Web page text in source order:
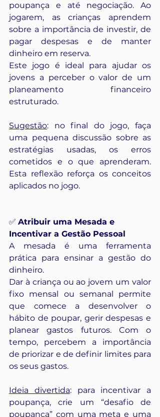
poupança e até negociação. Ao
jogarem, as crianças aprendem
sobre a importância de investir, de
pagar despesas e de manter
dinheiro em reserva.
Este jogo é ideal para ajudar os
jovens a perceber o valor de um
planeamento financeiro
estruturado.
Sugestão: no final do jogo, faça
uma pequena discussão sobre as
estratégias usadas, os erros
cometidos e o que aprenderam.
Esta reflexão reforça os conceitos
aplicados no jogo.
✅ Atribuir uma Mesada e
Incentivar a Gestão Pessoal
A mesada é uma ferramenta
prática para ensinar a gestão do
dinheiro.
Dar à criança ou ao jovem um valor
fixo mensal ou semanal permite
que comece a desenvolver o
hábito de poupar, gerir despesas e
planear gastos futuros. Com o
tempo, percebem a importância
de priorizar e de definir limites para
os seus gastos.
Ideia divertida: para incentivar a
poupança, crie um “desafio de
poupança” com uma meta e uma